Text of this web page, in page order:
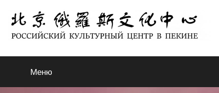
содержимому
北
京
В
Меню